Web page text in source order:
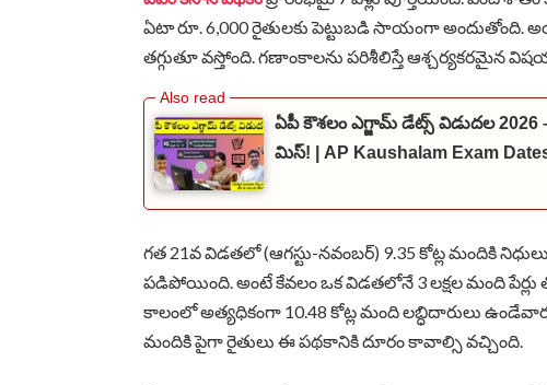
ఏటా రూ. 6,000 రైతులకు పెట్టుబడి సాయంగా అందుతోంది.
తగ్గుతూ వస్తోంది. గణాంకాలను పరిశీలిస్తే ఆశ్చర్యకరమైన
ఏపీ కౌశలం ఎగ్జామ్ డేట్స్ విడుదల
మిస్! | AP Kaushalam Exam
గత 21వ విడతలో (ఆగస్టు-నవంబర్) 9.35 కోట్ల మందికి
పడిపోయింది. అంటే కేవలం ఒక విడతలోనే 3 లక్షల మంది పేర్లు
కాలంలో అత్యధికంగా 10.48 కోట్ల మంది లబ్ధిదారులు
మందికి పైగా రైతులు ఈ పథకానికి దూరం కావాల్సి వచ్చింది.